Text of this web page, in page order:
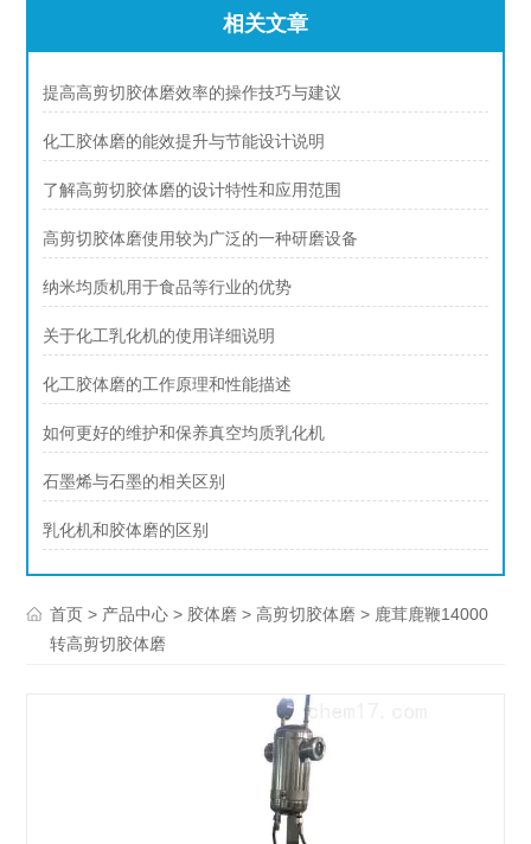
相关文章
提高高剪切胶体磨效率的操作技巧与建议
化工胶体磨的能效提升与节能设计说明
了解高剪切胶体磨的设计特性和应用范围
高剪切胶体磨使用较为广泛的一种研磨设备
纳米均质机用于食品等行业的优势
关于化工乳化机的使用详细说明
化工胶体磨的工作原理和性能描述
如何更好的维护和保养真空均质乳化机
石墨烯与石墨的相关区别
乳化机和胶体磨的区别
首页 > 产品中心 > 胶体磨 >高剪切胶体磨 > 鹿茸鹿鞭14000
转高剪切胶体磨